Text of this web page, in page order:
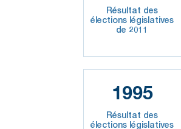
Résultat des
élections législatives
de 2011
1995
Résultat des
élections législatives